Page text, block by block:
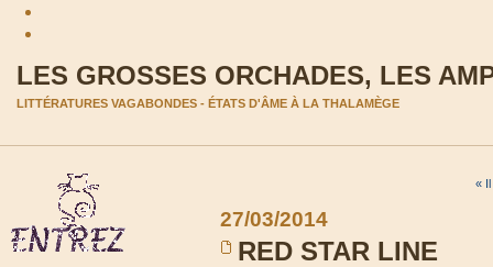
LES GROSSES ORCHADES, LES
LITTÉRATURES VAGABONDES - ÉTATS D'ÂME À LA THALAMÈGE
«
27/03/2014
RED STAR LINE